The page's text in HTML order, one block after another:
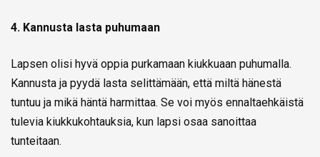
4. Kannusta lasta puhumaan
Lapsen olisi hyvä oppia purkamaan kiukkuaan puhumalla.
Kannusta ja pyydä lasta selittämään, että miltä hänestä
tuntuu ja mikä häntä harmittaa. Se voi myös ennaltaehkäistä
tulevia kiukkukohtauksia, kun lapsi osaa sanoittaa
tunteitaan.